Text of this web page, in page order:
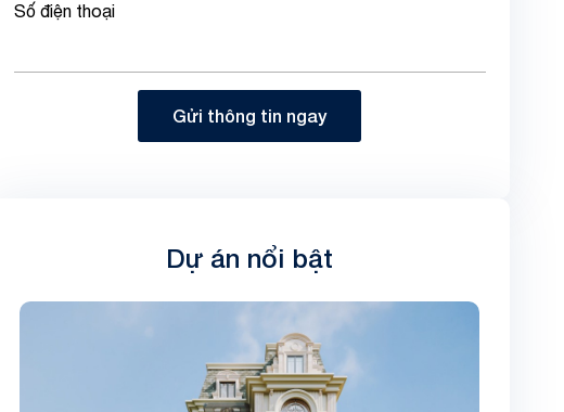
Số điện thoại
Gửi thông tin ngay
Dự án nổi bật